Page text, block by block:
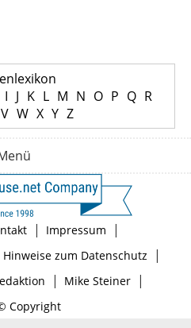
I J K L M N O P Q R
V W X Y Z
| Impressum |
Hinweise zum Datenschutz |
| Mike Steiner|
Copyright